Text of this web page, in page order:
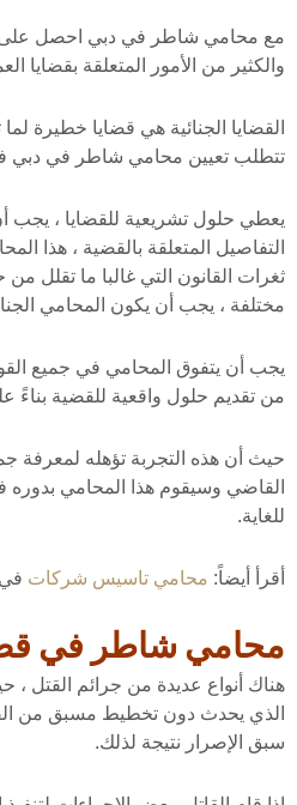
مع محامي شاطر في دبي احصل على
والكثير من الأمور المتعلقة بقضايا
القضايا الجنائية هي قضايا خطيرة
تتطلب تعيين محامي شاطر في دبي في
يعطي حلول تشريعية للقضايا ، يجب
التفاصيل المتعلقة بالقضية ، هذا
ثغرات القانون التي غالبا ما تقلل
مختلفة ، يجب أن يكون المحامي
يجب أن يتفوق المحامي في جميع
من تقديم حلول واقعية للقضية بناءً
حيث أن هذه التجربة تؤهله لمعرفة
القاضي وسيقوم هذا المحامي
للغاية.
أقرأ أيضاً: محامي تاسيس شركات
محامي شاطر في
هناك أنواع عديدة من جرائم القتل ،
الذي يحدث دون تخطيط مسبق من
سبق الإصرار نتيجة لذلك.